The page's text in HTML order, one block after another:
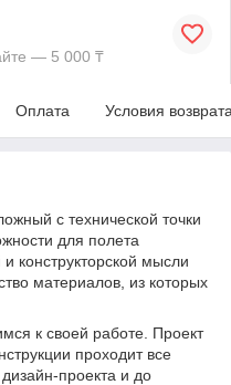
— 5 000 ₸
Оплата Условия
с технической точки
для полета
конструкторской мысли
материалов, из которых
к своей работе. Проект
проходит все
проекта и до